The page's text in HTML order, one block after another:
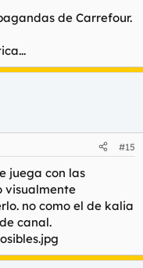
de Carrefour.
#15
juega con las
visualmente
no como el de kalia
canal.